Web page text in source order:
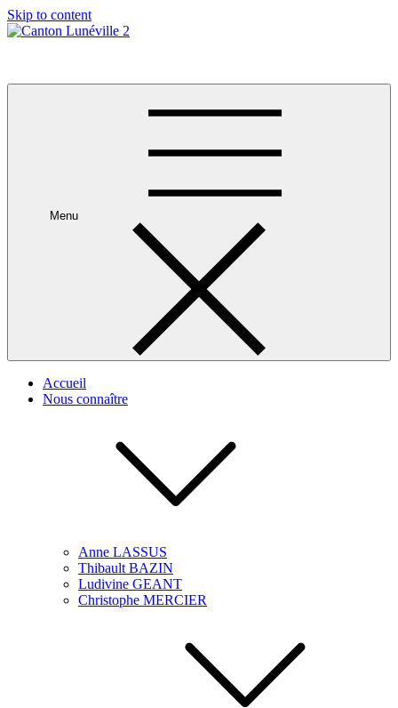
Skip to content
Menu
Accueil
Nous connaître
Anne LASSUS
Thibault BAZIN
Ludivine GEANT
Christophe MERCIER